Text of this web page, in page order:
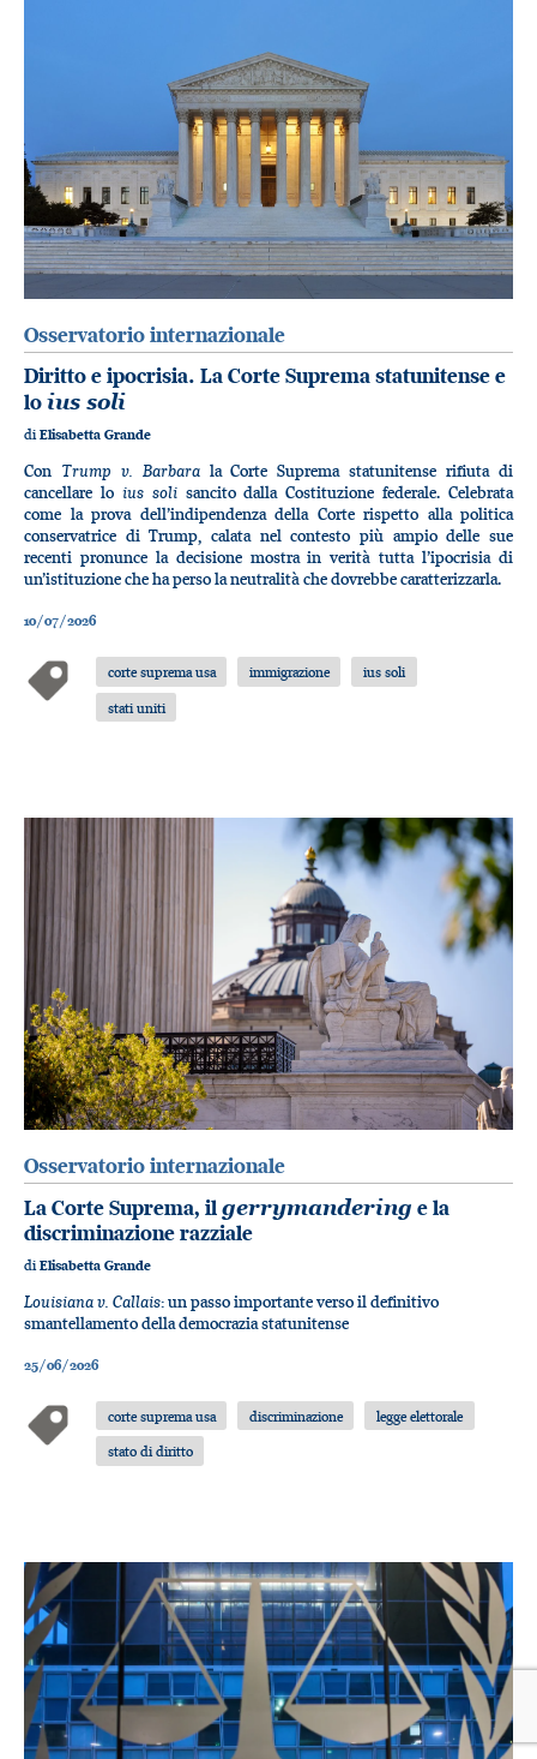
Osservatorio internazionale
Diritto e ipocrisia. La Corte Suprema statunitense e
loius soli
di Elisabetta Grande
Con Trump v. Barbarala Corte Suprema statunitense rifiuta di
cancellare lo ius soli sancito dalla Costituzione federale. Celebrata
come la prova dell’indipendenza della Corte rispetto alla politica
conservatrice di Trump, calata nel contesto più ampio delle sue
recenti pronunce la decisione mostra in verità tutta l’ipocrisia di
un’istituzione che ha perso la neutralità che dovrebbe caratterizzarla.
10/07/2026
corte suprema usa immigrazione
ius soli
stati uniti
Osservatorio internazionale
La Corte Suprema, ilgerrymandering e la
discriminazione razziale
di Elisabetta Grande
Louisiana v. Callais: un passo importante verso il definitivo
smantellamento della democrazia statunitense
25/06/2026
corte suprema usa discriminazione
legge elettorale
stato di diritto